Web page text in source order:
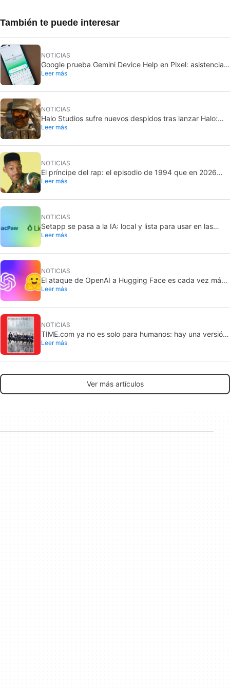
También te puede interesar
NOTICIAS
Google prueba Gemini Device Help en Pixel: asistencia
conversacional
Leer más
NOTICIAS
Halo Studios sufre nuevos despidos tras lanzar Halo:
Campaign Evolved
Leer más
NOTICIAS
El príncipe del rap: el episodio de 1994 que en 2026
sigue marcando a Will Smith
Leer más
NOTICIAS
Setapp se pasa a la IA: local y lista para usar en las
apps del Mac
Leer más
NOTICIAS
El ataque de OpenAI a Hugging Face es cada vez más
preocupante: los modelos lo planearon durante
Leer más
NOTICIAS
TIME.com ya no es solo para humanos: hay una versión
secreta que solo ven las máquinas, y es muy buena
Leer más
Ver más artículos